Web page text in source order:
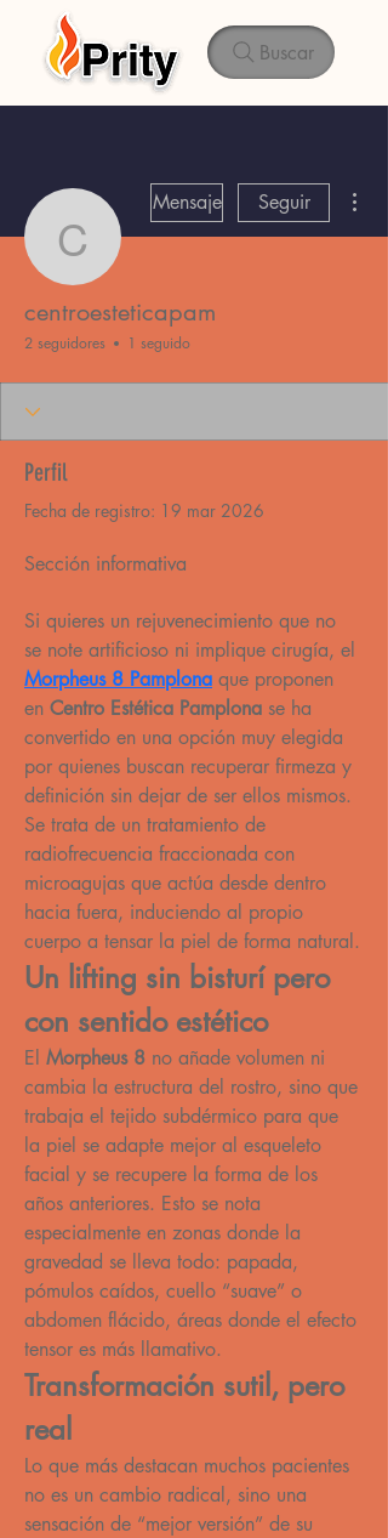
Buscar
Mensaje Seguir
centroesteticapam
2 seguidores 1 seguido
Perfil
Fecha de registro: 19 mar 2026
Sección informativa
Si quieres un rejuvenecimiento que no
se note artificioso ni implique cirugía, el
Morpheus 8 Pamplona que proponen
en Centro Estética Pamplona se ha
convertido en una opción muy elegida
por quienes buscan recuperar firmeza y
definición sin dejar de ser ellos mismos.
Se trata de un tratamiento de
radiofrecuencia fraccionada con
microagujas que actúa desde dentro
hacia fuera, induciendo al propio
cuerpo a tensar la piel de forma natural.
Un lifting sin bisturí pero
con sentido estético
El Morpheus 8 no añade volumen ni
cambia la estructura del rostro, sino que
trabaja el tejido subdérmico para que
la piel se adapte mejor al esqueleto
facial y se recupere la forma de los
años anteriores. Esto se nota
especialmente en zonas donde la
gravedad se lleva todo: papada,
pómulos caídos, cuello “suave” o
abdomen flácido, áreas donde el efecto
tensor es más llamativo.
Transformación sutil, pero
real
Lo que más destacan muchos pacientes
no es un cambio radical, sino una
sensación de “mejor versión” de su